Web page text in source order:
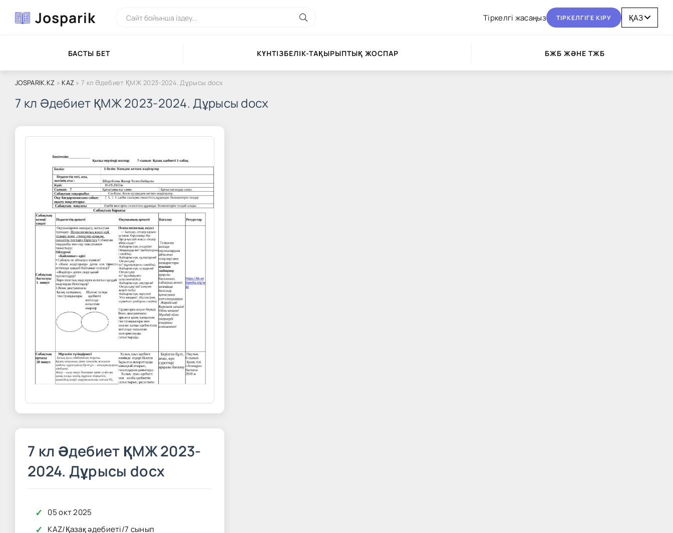
Josparik Тіркелгі жасаңыз ТІРКЕЛГІГЕ КІРУ
БАСТЫ БЕТ КҮНТІЗБЕЛІК-ТАҚЫРЫПТЫҚ ЖОСПАР БЖБ ЖӘНЕ ТЖБ
JOSPARIK.KZ » KAZ » 7 кл Әдебиет ҚМЖ 2023-2024. Дұрысы docx
7 кл Әдебиет ҚМЖ 2023-2024. Дұрысы docx
7 кл Әдебиет ҚМЖ 2023-
2024. Дұрысы docx
✓ 05 окт 2025
✓ KAZ/Қазақ әдебиеті/7 сынып